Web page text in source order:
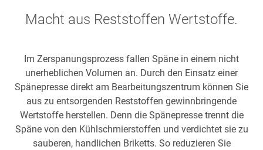
Macht aus Reststoffen Wertstoffe.
Im Zerspanungsprozess fallen Späne in einem nicht
unerheblichen Volumen an. Durch den Einsatz einer
Spänepresse direkt am Bearbeitungszentrum können Sie
aus zu entsorgenden Reststoffen gewinnbringende
Wertstoffe herstellen. Denn die Spänepresse trennt die
Späne von den Kühlschmierstoffen und verdichtet sie zu
sauberen, handlichen Briketts. So reduzieren Sie